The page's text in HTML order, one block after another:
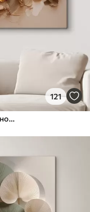
121
Абстрактний живопис в стилі олійного живопису